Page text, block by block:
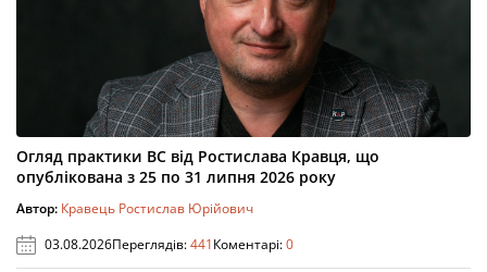
Огляд практики ВС від Ростислава Кравця, що
опублікована з 25 по 31 липня 2026 року
Автор: Кравець Ростислав Юрійович
03.08.2026Переглядів:441Коментарі:0